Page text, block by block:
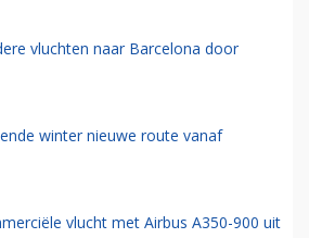
vluchten naar Barcelona door
winter nieuwe route vanaf
vlucht met Airbus A350-900 uit